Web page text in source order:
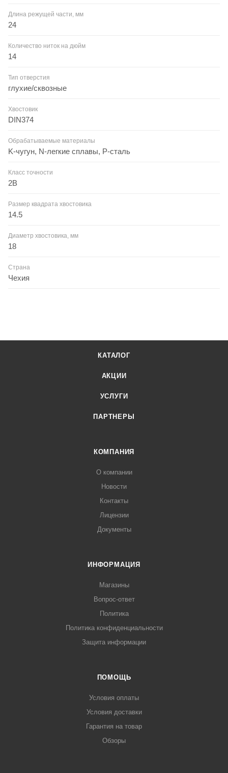
Длина режущей части, мм
24
Количество ниток на дюйм
14
Тип отверстия
глухие/сквозные
Хвостовик
DIN374
Обрабатываемые материалы
K-чугун, N-легкие сплавы, P-сталь
Класс точности
2B
Размер квадрата хвостовика
14.5
Диаметр хвостовика, мм
18
Страна
Чехия
КАТАЛОГ
АКЦИИ
УСЛУГИ
ПАРТНЕРЫ
КОМПАНИЯ
О компании
Новости
Контакты
Лицензии
Документы
ИНФОРМАЦИЯ
Магазины
Вопрос-ответ
Политика
Политика конфиденциальности
Защита информации
ПОМОЩЬ
Условия оплаты
Условия доставки
Гарантия на товар
Обзоры